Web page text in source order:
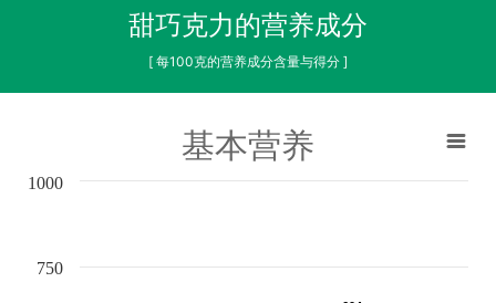
甜巧克力的营养成分
[ 每100克的营养成分含量与得分 ]
基本营养
750
1000